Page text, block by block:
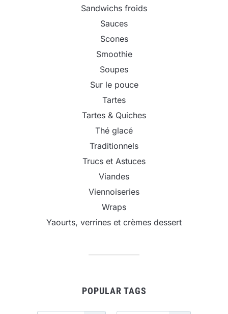
Sandwichs froids
Sauces
Scones
Smoothie
Soupes
Sur le pouce
Tartes
Tartes & Quiches
Thé glacé
Traditionnels
Trucs et Astuces
Viandes
Viennoiseries
Wraps
Yaourts, verrines et crèmes dessert
POPULAR TAGS